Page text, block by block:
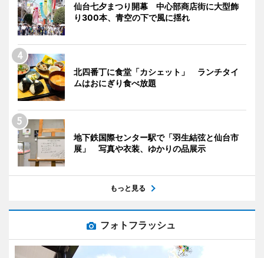
仙台七夕まつり開幕 中心部商店街に大型飾
り300本、青空の下で風に揺れ
北四番丁に食堂「カシェット」 ランチタイ
ムはおにぎり食べ放題
地下鉄国際センター駅で「羽生結弦と仙台市
展」 写真や衣装、ゆかりの品展示
もっと見る
フォトフラッシュ